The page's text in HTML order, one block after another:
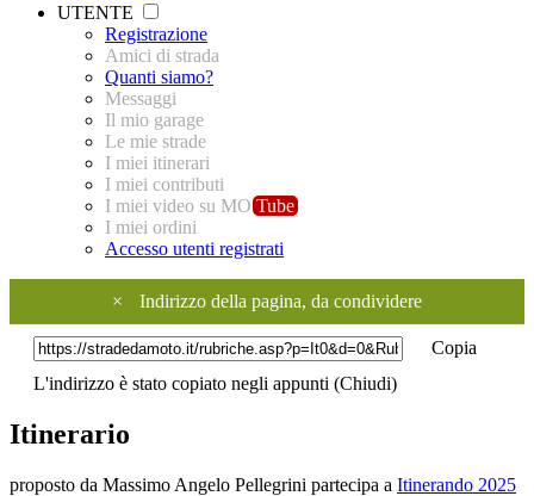
UTENTE
Registrazione
Amici di strada
Quanti siamo?
Messaggi
Il mio garage
Le mie strade
I miei itinerari
I miei contributi
I miei video su MO Tube
I miei ordini
Accesso utenti registrati
× Indirizzo della pagina, da condividere
Copia
L'indirizzo è stato copiato negli appunti (Chiudi)
Itinerario
proposto da Massimo Angelo Pellegrini partecipa a Itinerando 2025